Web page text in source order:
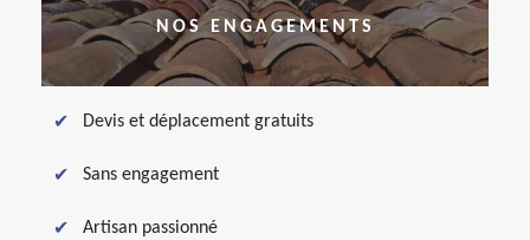
NOS ENGAGEMENTS
Devis et déplacement gratuits
Sans engagement
Artisan passionné